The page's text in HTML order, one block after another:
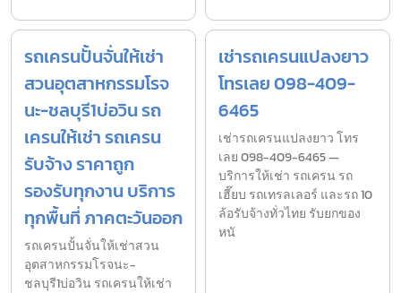
รถเครนปั้นจั่นให้เช่า
สวนอุตสาหกรรมโรจ
นะ-ชลบุรี1บ่อวิน รถ
เครนให้เช่า รถเครน
รับจ้าง ราคาถูก
รองรับทุกงาน บริการ
ทุกพื้นที่ ภาคตะวันออก
รถเครนปั้นจั่นให้เช่าสวน
อุตสาหกรรมโรจนะ-
ชลบุรี1บ่อวิน รถเครนให้เช่า
เช่ารถเครนแปลงยาว
โทรเลย 098-409-
6465
เช่ารถเครนแปลงยาว โทร
เลย 098-409-6465 —
บริการให้เช่า รถเครน รถ
เฮี๊ยบ รถเทรลเลอร์ และรถ 10
ล้อรับจ้างทั่วไทย รับยกของ
หนั